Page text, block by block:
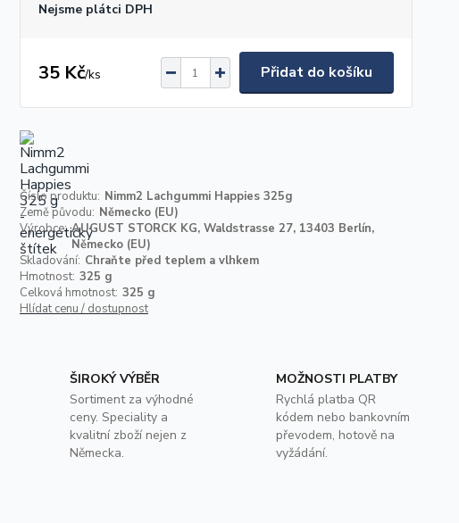
Nejsme plátci DPH
35 Kč/ks Přidat do košíku
Číslo produktu: Nimm2 Lachgummi Happies 325g
Země původu: Německo (EU)
Výrobce: AUGUST STORCK KG, Waldstrasse 27, 13403 Berlín,
Německo (EU)
Skladování: Chraňte před teplem a vlhkem
Hmotnost: 325 g
Celková hmotnost: 325 g
Hlídat cenu / dostupnost
ŠIROKÝ VÝBĚR
Sortiment za výhodné
ceny. Speciality a
kvalitní zboží nejen z
Německa.
MOŽNOSTI PLATBY
Rychlá platba QR
kódem nebo bankovním
převodem, hotově na
vyžádání.